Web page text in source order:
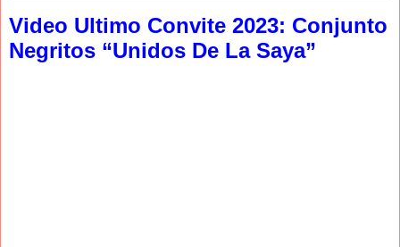
Video Ultimo Convite 2023: Conjunto
Negritos “Unidos De La Saya”